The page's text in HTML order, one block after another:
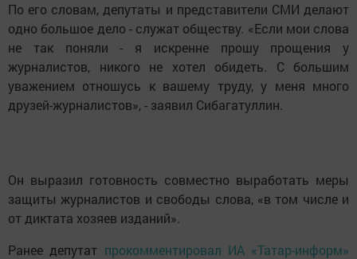
По его словам, депутаты и представители СМИ делают
одно большое дело - служат обществу. «Если мои слова
не так поняли - я искренне прошу прощения у
журналистов, никого не хотел обидеть. С большим
уважением отношусь к вашему труду, у меня много
друзей-журналистов», - заявил Сибагатуллин.
Он выразил готовность совместно выработать меры
защиты журналистов и свободы слова, «в том числе и
от диктата хозяев изданий».
Ранее депутат прокомментировал ИА «Татар-информ»